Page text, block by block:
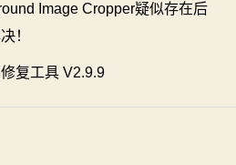
Image Cropper疑似存在后
！
复工具 V2.9.9